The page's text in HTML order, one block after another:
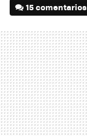
15 comentarios